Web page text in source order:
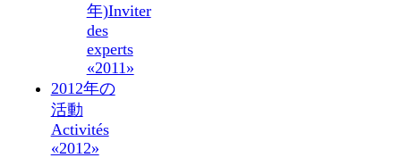
年)Inviter
des
experts
«2011»
2012年の
活動
Activités
«2012»